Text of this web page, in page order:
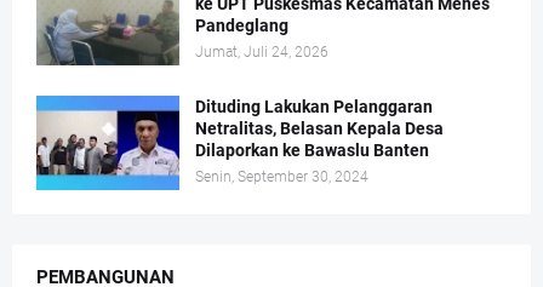
ke UPT Puskesmas Kecamatan Menes
Pandeglang
Jumat, Juli 24, 2026
Dituding Lakukan Pelanggaran
Netralitas, Belasan Kepala Desa
Dilaporkan ke Bawaslu Banten
Senin, September 30, 2024
PEMBANGUNAN